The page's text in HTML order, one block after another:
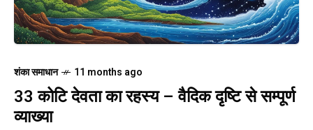
शंका समाधान 11 months ago
33 कोटि देवता का रहस्य – वैदिक दृष्टि से सम्पूर्ण
व्याख्या